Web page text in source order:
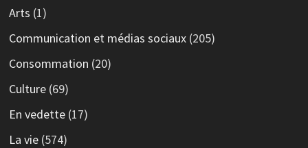
Arts (1)
Communication et médias sociaux(205)
Consommation (20)
Culture(69)
En vedette(17)
La vie(574)